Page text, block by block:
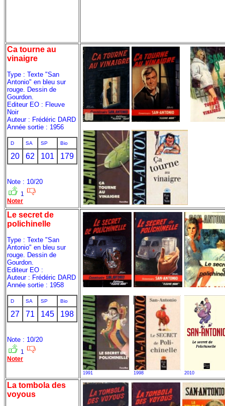
Ca tourne au
vinaigre
Type : Texte "San
Antonio" en bleu sur
rouge. Dessin de
Gourdon.
Editeur EO : Fleuve
Noir
Auteur : Frédéric DARD
Année sortie : 1956
D SA SP Bio
20 62 101 179
Note : 10/20
1
Noter
Le secret de
polichinelle
Type : Texte "San
Antonio" en bleu sur
rouge. Dessin de
Gourdon.
Editeur EO :
Auteur : Frédéric DARD
Année sortie : 1958
D SA SP Bio
27 71 145 198
Note : 10/20
1
Noter
1991 1998 2010
La tombola des
voyous